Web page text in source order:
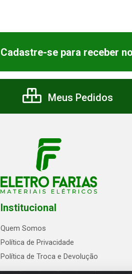
Cadastre-se para receber
Meus Pedidos
Institucional
Quem Somos
Política de Privacidade
Política de Troca e Devolução